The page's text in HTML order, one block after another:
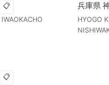
📋
IWAOKACHO
兵庫県
HYOGO
📋